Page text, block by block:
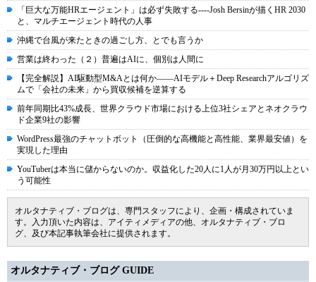
「巨大な万能HRエージェント」は必ず失敗する----Josh Bersinが描くHR 2030
と、マルチエージェント時代の人事
沖縄で台風が来たときの過ごし方、とでも言うか
営業は終わった（２）普遍はAIに、個別は人間に
【完全解説】AI駆動型M&Aとは何か――AIモデル＋Deep Researchアルゴリズ
ムで「会社の未来」から買収候補を逆算する
前年同期比43%成長、世界クラウド市場における上位3社シェアとネオクラウ
ド企業9社の影響
WordPress最強のチャットボット（圧倒的な高機能と高性能、業界最安値）を
実現した理由
YouTuberは本当に儲からないのか。収益化した20人に1人が月30万円以上とい
う可能性
オルタナティブ・ブログは、専門スタッフにより、企画・構成されていま
す。入力頂いた内容は、アイティメディアの他、オルタナティブ・ブロ
グ、及び本記事執筆会社に提供されます。
オルタナティブ・ブログ GUIDE